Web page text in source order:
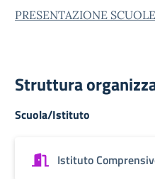
PRESENTAZIONE
Struttura
Scuola/Istituto
Istituto